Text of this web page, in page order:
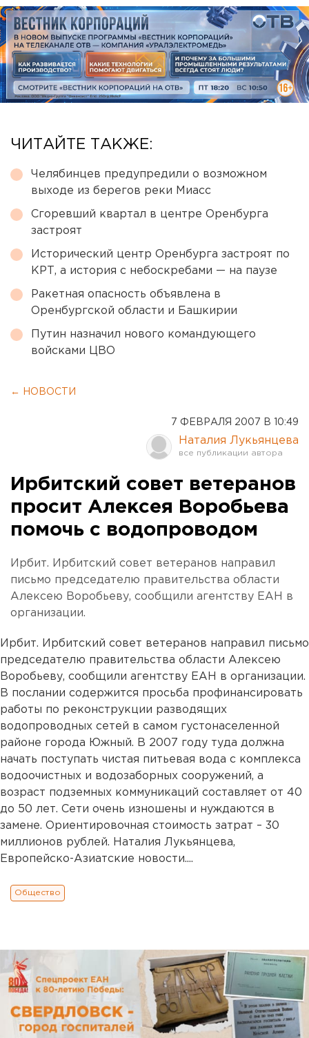
ЧИТАЙТЕ ТАКЖЕ:
Челябинцев предупредили о возможном
выходе из берегов реки Миасс
Сгоревший квартал в центре Оренбурга
застроят
Исторический центр Оренбурга застроят по
КРТ, а история с небоскребами — на паузе
Ракетная опасность объявлена в
Оренбургской области и Башкирии
Путин назначил нового командующего
войсками ЦВО
← НОВОСТИ
7 ФЕВРАЛЯ 2007 В 10:49
Наталия Лукьянцева
Ирбитский совет ветеранов
просит Алексея Воробьева
помочь с водопроводом
Ирбит. Ирбитский совет ветеранов направил
письмо председателю правительства области
Алексею Воробьеву, сообщили агентству ЕАН в
организации.
Ирбит. Ирбитский совет ветеранов направил письмо
председателю правительства области Алексею
Воробьеву, сообщили агентству ЕАН в организации.
В послании содержится просьба профинансировать
работы по реконструкции разводящих
водопроводных сетей в самом густонаселенной
районе города Южный. В 2007 году туда должна
начать поступать чистая питьевая вода с комплекса
водоочистных и водозаборных сооружений, а
возраст подземных коммуникаций составляет от 40
до 50 лет. Сети очень изношены и нуждаются в
замене. Ориентировочная стоимость затрат – 30
миллионов рублей. Наталия Лукьянцева,
Европейско-Азиатские новости....
Общество